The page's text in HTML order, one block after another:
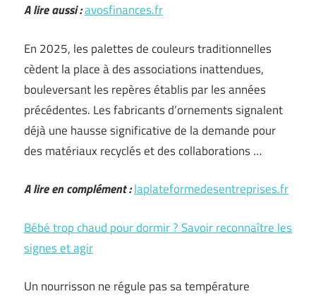
A lire aussi :avosfinances.fr
En 2025, les palettes de couleurs traditionnelles
cèdent la place à des associations inattendues,
bouleversant les repères établis par les années
précédentes. Les fabricants d’ornements signalent
déjà une hausse significative de la demande pour
des matériaux recyclés et des collaborations …
A lire en complément :laplateformedesentreprises.fr
Bébé trop chaud pour dormir ? Savoir reconnaître les
signes et agir
Un nourrisson ne régule pas sa température